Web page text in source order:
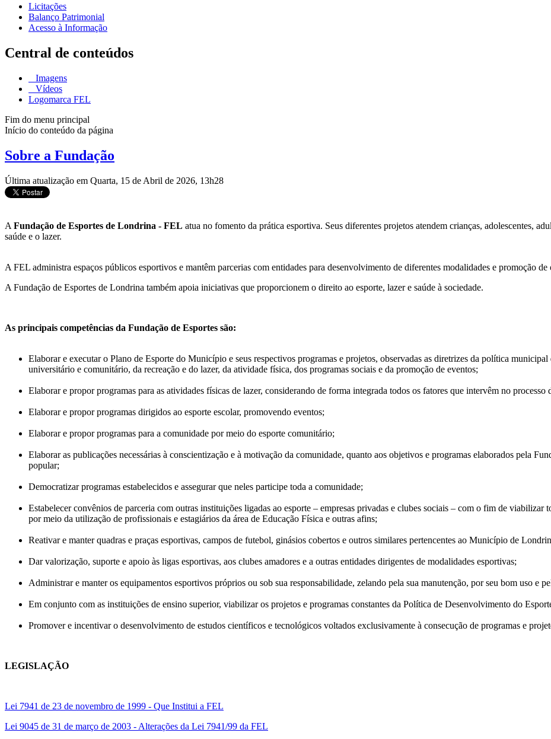
Licitações
Balanço Patrimonial
Acesso à Informação
Central de conteúdos
Imagens
Vídeos
Logomarca FEL
Fim do menu principal
Início do conteúdo da página
Sobre a Fundação
Última atualização em Quarta, 15 de Abril de 2026, 13h28
A Fundação de Esportes de Londrina - FEL atua no fomento da prática esportiva. Seus diferentes projetos atendem crianças, adolescentes,
saúde e o lazer.
A FEL administra espaços públicos esportivos e mantêm parcerias com entidades para desenvolvimento de diferentes modalidades e promoção
A Fundação de Esportes de Londrina também apoia iniciativas que proporcionem o direito ao esporte, lazer e saúde à sociedade.
As principais competências da Fundação de Esportes são:
Elaborar e executar o Plano de Esporte do Município e seus respectivos programas e projetos, observadas as diretrizes da política
universitário e comunitário, da recreação e do lazer, da atividade física, dos programas sociais e da promoção de eventos;
Elaborar e propor programas para as atividades físicas de lazer, considerando de forma integrada todos os fatores que intervêm no
Elaborar e propor programas dirigidos ao esporte escolar, promovendo eventos;
Elaborar e propor programas para a comunidade por meio do esporte comunitário;
Elaborar as publicações necessárias à conscientização e à motivação da comunidade, quanto aos objetivos e programas elaborados pela
popular;
Democratizar programas estabelecidos e assegurar que neles participe toda a comunidade;
Estabelecer convênios de parceria com outras instituições ligadas ao esporte – empresas privadas e clubes sociais – com o fim de
por meio da utilização de profissionais e estagiários da área de Educação Física e outras afins;
Reativar e manter quadras e praças esportivas, campos de futebol, ginásios cobertos e outros similares pertencentes ao Município de
Dar valorização, suporte e apoio às ligas esportivas, aos clubes amadores e a outras entidades dirigentes de modalidades esportivas;
Administrar e manter os equipamentos esportivos próprios ou sob sua responsabilidade, zelando pela sua manutenção, por seu bom uso e
Em conjunto com as instituições de ensino superior, viabilizar os projetos e programas constantes da Política de Desenvolvimento do
Promover e incentivar o desenvolvimento de estudos científicos e tecnológicos voltados exclusivamente à consecução de programas e
LEGISLAÇÃO
Lei 7941 de 23 de novembro de 1999 - Que Institui a FEL
Lei 9045 de 31 de março de 2003 - Alterações da Lei 7941/99 da FEL